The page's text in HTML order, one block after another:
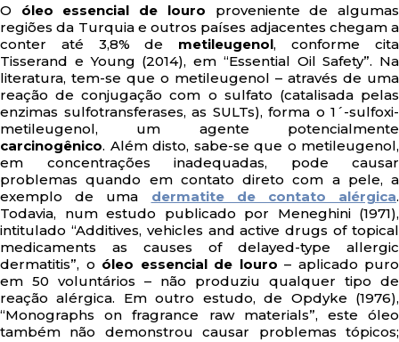
O óleo essencial de louro proveniente de algumas
regiões da Turquia e outros países adjacentes chegam a
conter até 3,8% de metileugenol, conforme cita
Tisserand e Young (2014), em “Essential Oil Safety”. Na
literatura, tem-se que o metileugenol – através de uma
reação de conjugação com o sulfato (catalisada pelas
enzimas sulfotransferases, as SULTs), forma o 1´-sulfoxi-
metileugenol, um agente potencialmente
carcinogênico. Além disto, sabe-se que o metileugenol,
em concentrações inadequadas, pode causar
problemas quando em contato direto com a pele, a
exemplo de uma dermatite de contato alérgica.
Todavia, num estudo publicado por Meneghini (1971),
intitulado “Additives, vehicles and active drugs of topical
medicaments as causes of delayed-type allergic
dermatitis”, o óleo essencial de louro – aplicado puro
em 50 voluntários – não produziu qualquer tipo de
reação alérgica. Em outro estudo, de Opdyke (1976),
“Monographs on fragrance raw materials”, este óleo
também não demonstrou causar problemas tópicos;